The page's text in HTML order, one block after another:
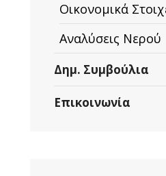
Οικονομικά
Αναλύσεις Νερού
Δημ. Συμβούλια
Επικοινωνία